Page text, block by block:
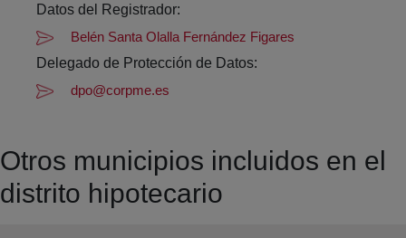
Datos del Registrador:
Belén Santa Olalla Fernández Figares
Delegado de Protección de Datos:
dpo@corpme.es
Otros municipios incluidos en el
distrito hipotecario